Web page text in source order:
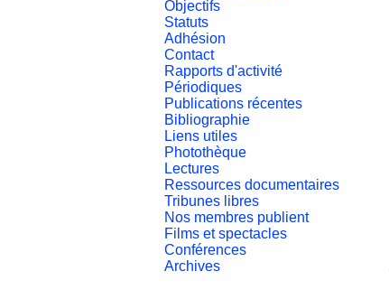
Objectifs
Statuts
Adhésion
Contact
Rapports d'activité
Périodiques
Publications récentes
Bibliographie
Liens utiles
Photothèque
Lectures
Ressources documentaires
Tribunes libres
Nos membres publient
Films et spectacles
Conférences
Archives